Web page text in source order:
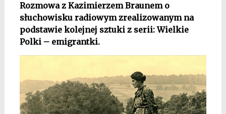
Rozmowa z Kazimierzem Braunem o
słuchowisku radiowym zrealizowanym na
podstawie kolejnej sztuki z serii: Wielkie
Polki – emigrantki.